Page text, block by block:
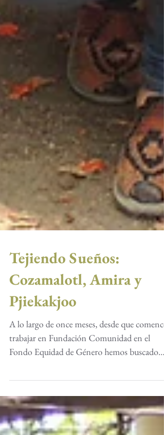
Tejiendo Sueños:
Cozamalotl, Amira y
Pjiekakjoo
trabajar en Fundación Comunidad en el
Fondo Equidad de Género hemos buscado
crear una red...